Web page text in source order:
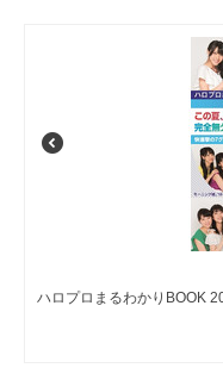
ハロプロまるわかりBOOK